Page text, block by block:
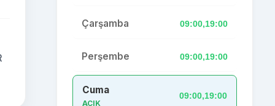
Çarşamba 09:00,19:00
Perşembe 09:00,19:00
Cuma
AÇIK
09:00,19:00